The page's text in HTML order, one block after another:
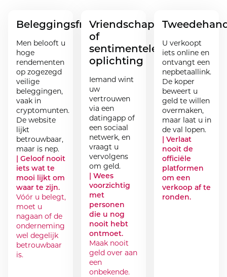
Beleggingsfraude
Men belooft u
hoge
rendementen
op zogezegd
veilige
beleggingen,
vaak in
cryptomunten.
De website
lijkt
betrouwbaar,
maar is nep.
| Geloof nooit
iets wat te
mooi lijkt om
waar te zijn.
Vóór u belegt,
moet u
nagaan of de
onderneming
wel degelijk
betrouwbaar
is.
Vriendschaps-
of
sentimentele
oplichting
Iemand wint
uw
vertrouwen
via een
datingapp of
een sociaal
netwerk, en
vraagt u
vervolgens
om geld.
| Wees
voorzichtig
met
personen
die u nog
nooit hebt
ontmoet.
Maak nooit
geld over aan
een
onbekende.
U verkoopt
iets online en
ontvangt een
nepbetaallink.
De koper
beweert u
geld te willen
overmaken,
maar laat u in
de val lopen.
| Verlaat
nooit de
officiële
platformen
om een
verkoop af te
ronden.